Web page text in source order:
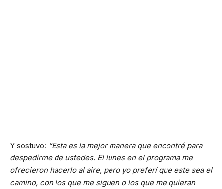
Y sostuvo: “Esta es la mejor manera que encontré para
despedirme de ustedes. El lunes en el programa me
ofrecieron hacerlo al aire, pero yo preferí que este sea el
camino, con los que me siguen o los que me quieran